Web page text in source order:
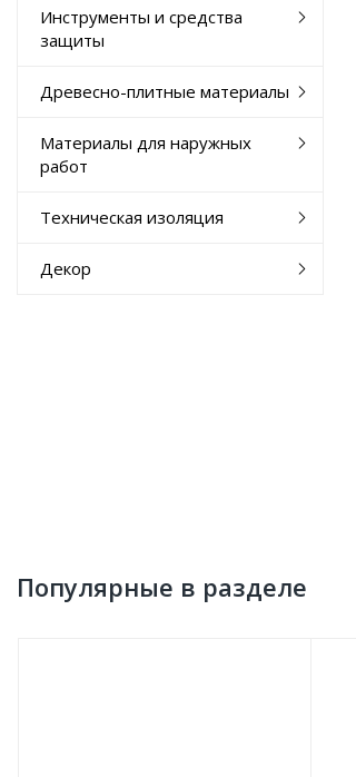
Инструменты и средства
защиты
Древесно-плитные материалы
Материалы для наружных
работ
Техническая изоляция
Декор
Популярные в разделе